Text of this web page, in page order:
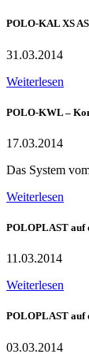
POLO-KAL XS
31.03.2014
Weiterlesen
POLO-KWL –
17.03.2014
Das System
Weiterlesen
POLOPLAST auf
11.03.2014
Weiterlesen
POLOPLAST auf
03.03.2014